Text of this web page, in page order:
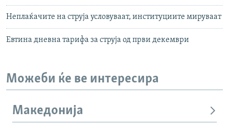
Неплаќачите на струја условуваат, институциите мируваат
Евтина дневна тарифа за струја од први декември
Можеби ќе ве интересира
Македонија